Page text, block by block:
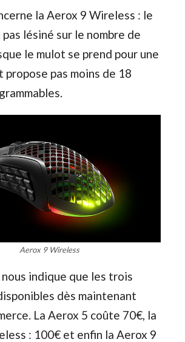
la Aerox 9 Wireless : le
pas lésiné sur le nombre de
le mulot se prend pour une
pas moins de 18
Aerox 9 Wireless
indique que les trois
dès maintenant
La Aerox 5 coûte 70€, la
: 100€ et enfin la Aerox 9